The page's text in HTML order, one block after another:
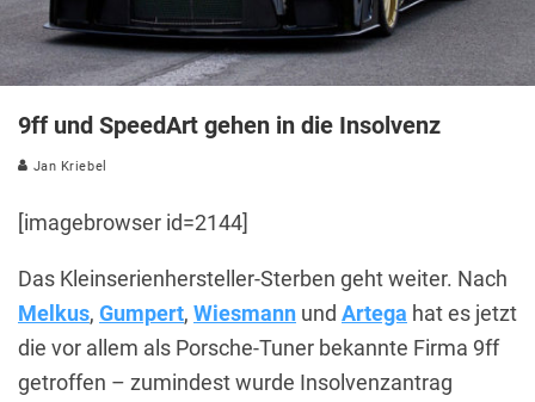
9ff und SpeedArt gehen in die Insolvenz
Jan Kriebel
[imagebrowser id=2144]
Das Kleinserienhersteller-Sterben geht weiter. Nach
Melkus, Gumpert, Wiesmann und Artega hat es jetzt
die vor allem als Porsche-Tuner bekannte Firma 9ff
getroffen – zumindest wurde Insolvenzantrag